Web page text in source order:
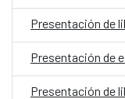
Presentación de